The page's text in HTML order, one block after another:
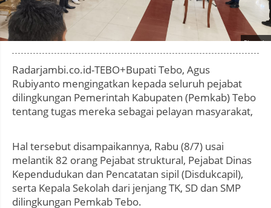
Photo by
Radarjambi.co.id-TEBO+Bupati Tebo, Agus
Rubiyanto mengingatkan kepada seluruh pejabat
dilingkungan Pemerintah Kabupaten (Pemkab) Tebo
tentang tugas mereka sebagai pelayan masyarakat,
Hal tersebut disampaikannya, Rabu (8/7) usai
melantik 82 orang Pejabat struktural, Pejabat Dinas
Kependudukan dan Pencatatan sipil (Disdukcapil),
serta Kepala Sekolah dari jenjang TK, SD dan SMP
dilingkungan Pemkab Tebo.